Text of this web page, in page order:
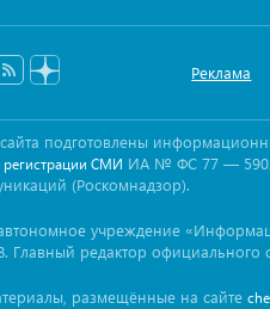
Реклама
подготовлены
регистрации СМИ ИА № ФС 77 —
(Роскомнадзор).
учреждение
Главный редактор
размещённые на сайте